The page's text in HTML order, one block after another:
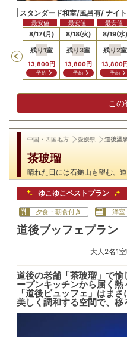
スタンダード和室/風呂有/ ナイ
Previous
8/17(月)
残り1室
13,800円
予約
最安値
8/18(火)
残り3室
13,800円
予約
最安値
8/19(水)
残り2室
13,800
予約
最安値
この
中国・四国地方 愛媛県 道後温泉
茶玻瑠
晴れた日には石鎚山も望む。
ゆこゆこベストプラン
夕食・朝食付き 洋室
道後ブッフェプラン
大人 2名1
道後の老舗「茶玻瑠」で
ープンキッチンから届く
「道後ビュッフェ」はま
美しく調和する空間で、